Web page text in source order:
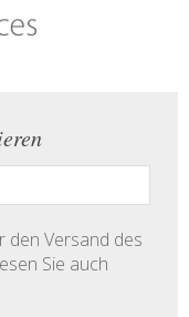
den Versand des
Sie auch